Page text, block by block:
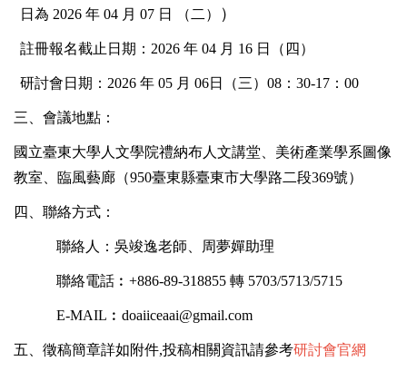
日為 2026 年 04 月 07 日 （二）
）
註冊報名截止日期：2026 年 04 月 16 日（四）
研討會日期：2026 年 05 月 06日（三）08：30-17：00
三、會議地點：
國立臺東大學人文學院禮納布人文講堂、美術產業學系圖像
教室、臨風藝廊（950臺東縣臺東市大學路二段369號）
四、 聯絡方式：
聯絡人：吳竣逸老師、周夢嬋助理
聯絡電話︰+886-89-318855 轉 5703/5713/5715
E-MAIL ︰doaiiceaai@gmail.com
五、徵稿簡章詳如附件,投稿相關資訊請參考研討會官網